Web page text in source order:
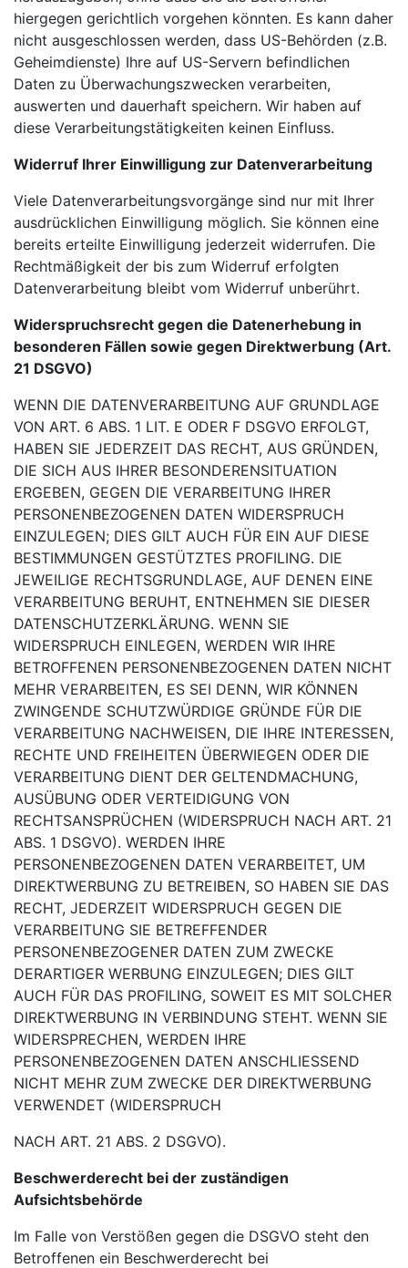
hiergegen gerichtlich vorgehen könnten. Es kann daher
nicht ausgeschlossen werden, dass US-Behörden (z.B.
Geheimdienste) Ihre auf US-Servern befindlichen
Daten zu Überwachungszwecken verarbeiten,
auswerten und dauerhaft speichern. Wir haben auf
diese Verarbeitungstätigkeiten keinen Einfluss.
Widerruf Ihrer Einwilligung zur Datenverarbeitung
Viele Datenverarbeitungsvorgänge sind nur mit Ihrer
ausdrücklichen Einwilligung möglich. Sie können eine
bereits erteilte Einwilligung jederzeit widerrufen. Die
Rechtmäßigkeit der bis zum Widerruf erfolgten
Datenverarbeitung bleibt vom Widerruf unberührt.
Widerspruchsrecht gegen die Datenerhebung in
besonderen Fällen sowie gegen Direktwerbung (Art.
21 DSGVO)
WENN DIE DATENVERARBEITUNG AUF GRUNDLAGE
VON ART. 6 ABS. 1 LIT. E ODER F DSGVO ERFOLGT,
HABEN SIE JEDERZEIT DAS RECHT, AUS GRÜNDEN,
DIE SICH AUS IHRER BESONDERENSITUATION
ERGEBEN, GEGEN DIE VERARBEITUNG IHRER
PERSONENBEZOGENEN DATEN WIDERSPRUCH
EINZULEGEN; DIES GILT AUCH FÜR EIN AUF DIESE
BESTIMMUNGEN GESTÜTZTES PROFILING. DIE
JEWEILIGE RECHTSGRUNDLAGE, AUF DENEN EINE
VERARBEITUNG BERUHT, ENTNEHMEN SIE DIESER
DATENSCHUTZERKLÄRUNG. WENN SIE
WIDERSPRUCH EINLEGEN, WERDEN WIR IHRE
BETROFFENEN PERSONENBEZOGENEN DATEN NICHT
MEHR VERARBEITEN, ES SEI DENN, WIR KÖNNEN
ZWINGENDE SCHUTZWÜRDIGE GRÜNDE FÜR DIE
VERARBEITUNG NACHWEISEN, DIE IHRE INTERESSEN,
RECHTE UND FREIHEITEN ÜBERWIEGEN ODER DIE
VERARBEITUNG DIENT DER GELTENDMACHUNG,
AUSÜBUNG ODER VERTEIDIGUNG VON
RECHTSANSPRÜCHEN (WIDERSPRUCH NACH ART. 21
ABS. 1 DSGVO). WERDEN IHRE
PERSONENBEZOGENEN DATEN VERARBEITET, UM
DIREKTWERBUNG ZU BETREIBEN, SO HABEN SIE DAS
RECHT, JEDERZEIT WIDERSPRUCH GEGEN DIE
VERARBEITUNG SIE BETREFFENDER
PERSONENBEZOGENER DATEN ZUM ZWECKE
DERARTIGER WERBUNG EINZULEGEN; DIES GILT
AUCH FÜR DAS PROFILING, SOWEIT ES MIT SOLCHER
DIREKTWERBUNG IN VERBINDUNG STEHT. WENN SIE
WIDERSPRECHEN, WERDEN IHRE
PERSONENBEZOGENEN DATEN ANSCHLIESSEND
NICHT MEHR ZUM ZWECKE DER DIREKTWERBUNG
VERWENDET (WIDERSPRUCH
NACH ART. 21 ABS. 2 DSGVO).
Beschwerderecht bei der zuständigen
Aufsichtsbehörde
Im Falle von Verstößen gegen die DSGVO steht den
Betroffenen ein Beschwerderecht bei